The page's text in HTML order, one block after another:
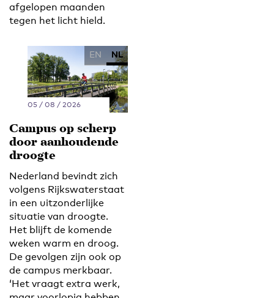
afgelopen maanden
tegen het licht hield.
EN NL
05 / 08 / 2026
Campus op scherp
door aanhoudende
droogte
Nederland bevindt zich
volgens Rijkswaterstaat
in een uitzonderlijke
situatie van droogte.
Het blijft de komende
weken warm en droog.
De gevolgen zijn ook op
de campus merkbaar.
‘Het vraagt extra werk,